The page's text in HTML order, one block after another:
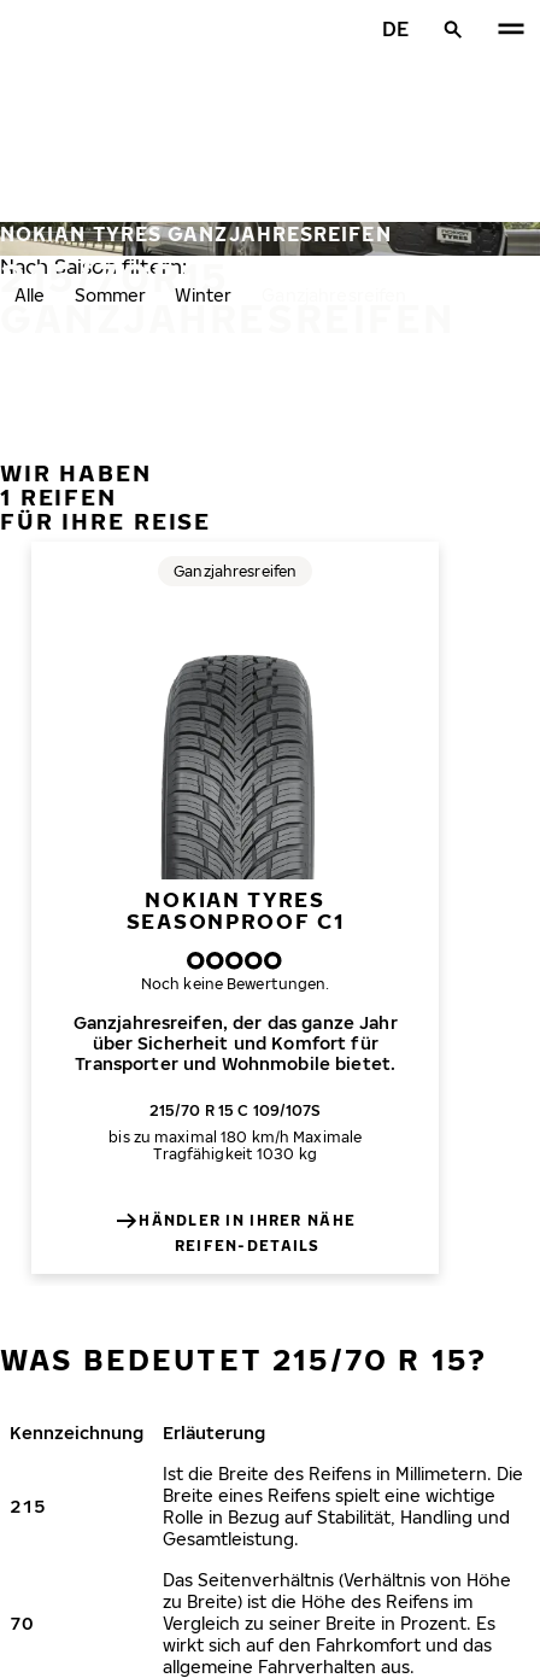
DE
215/70R15
GANZJAHRESREIFEN
NOKIAN TYRES GANZJAHRESREIFEN
Nach Saison filtern:
Alle Sommer Winter
WIR HABEN
1 REIFEN
FÜR IHRE REISE
NOKIAN TYRES
SEASONPROOF C1
Ganzjahresreifen, der das ganze Jahr
über Sicherheit und Komfort für
Transporter und Wohnmobile bietet.
Ganzjahresreifen
Noch keine Bewertungen.
215/70 R 15 C 109/107S
bis zu maximal 180 km/h Maximale
Tragfähigkeit 1030 kg
HÄNDLER IN IHRER NÄHE
REIFEN-DETAILS
WAS BEDEUTET 215/70 R 15?
Kennzeichnung Erläuterung
215
Ist die Breite des Reifens in Millimetern. Die
Breite eines Reifens spielt eine wichtige
Rolle in Bezug auf Stabilität, Handling und
Gesamtleistung.
70
Das Seitenverhältnis (Verhältnis von Höhe
zu Breite) ist die Höhe des Reifens im
Vergleich zu seiner Breite in Prozent. Es
wirkt sich auf den Fahrkomfort und das
allgemeine Fahrverhalten aus.